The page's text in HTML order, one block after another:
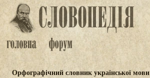
Орфографічний словник української мови